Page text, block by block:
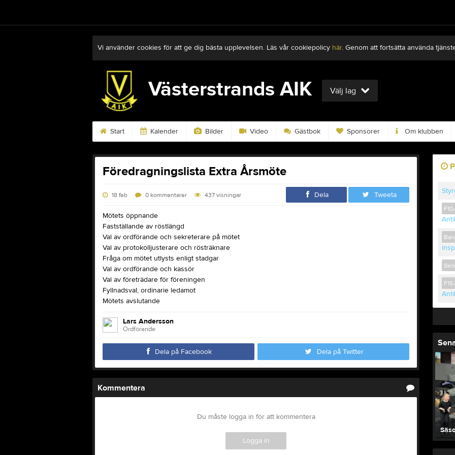
Vi använder cookies för att ge dig bästa upplevelsen. Läs vår cookiepolicy här. Genom att fortsätta använda
Västerstrands AIK Välj lag
Start Kalender Bilder Video Gästbok Sponsorer Om klubben
Föredragningslista Extra Årsmöte
18 feb 0 kommentarer 437visningar Dela Tweeta
Mötets öppnande
Fastställande av röstlängd
Val av ordförande och sekreterare på mötet
Val av protokolljusterare och rösträknare
Fråga om mötet utlysts enligt stadgar
Val av ordförande och kassör
Val av företrädare för föreningen
Fyllnadsval, ordinarie ledamot
Mötets avslutande
Lars Andersson
Ordförande
Dela på Facebook Dela på Twitter
Kommentera
Du måste logga in för att kommentera
Logga in